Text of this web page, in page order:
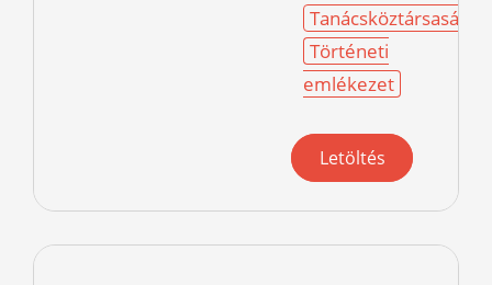
Tanácsköztársaság
Történeti
emlékezet
Letöltés